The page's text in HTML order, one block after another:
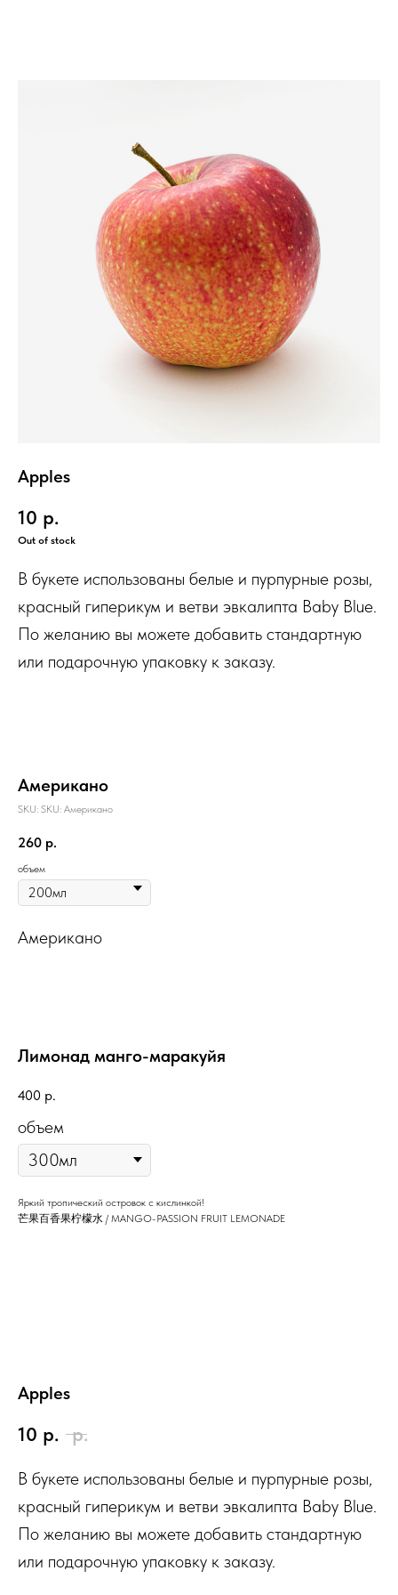
Apples
10 р.
Out of stock
В букете использованы белые и пурпурные розы,
красный гиперикум и ветви эвкалипта Baby Blue.
По желанию вы можете добавить стандартную
или подарочную упаковку к заказу.
Американо
SKU: SKU: Американо
260 р.
объем
Американо
Лимонад манго-маракуйя
400 р.
объем
Яркий тропический островок с кислинкой!
芒果百香果柠檬水 / MANGO-PASSION FRUIT LEMONADE
Apples
10 р. р.
В букете использованы белые и пурпурные розы,
красный гиперикум и ветви эвкалипта Baby Blue.
По желанию вы можете добавить стандартную
или подарочную упаковку к заказу.